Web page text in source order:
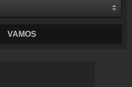
VAMOS